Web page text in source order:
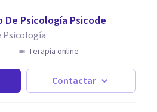
Psicología Psicode
Psicología
Terapia online
Contactar